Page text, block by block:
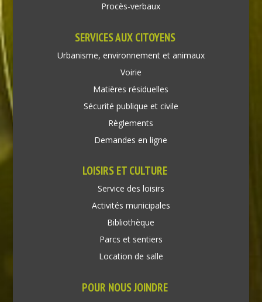
Procès-verbaux
SERVICES AUX CITOYENS
Urbanisme, environnement et animaux
Voirie
Matières résiduelles
Sécurité publique et civile
Règlements
Demandes en ligne
LOISIRS ET CULTURE
Service des loisirs
Activités municipales
Bibliothèque
Parcs et sentiers
Location de salle
POUR NOUS JOINDRE